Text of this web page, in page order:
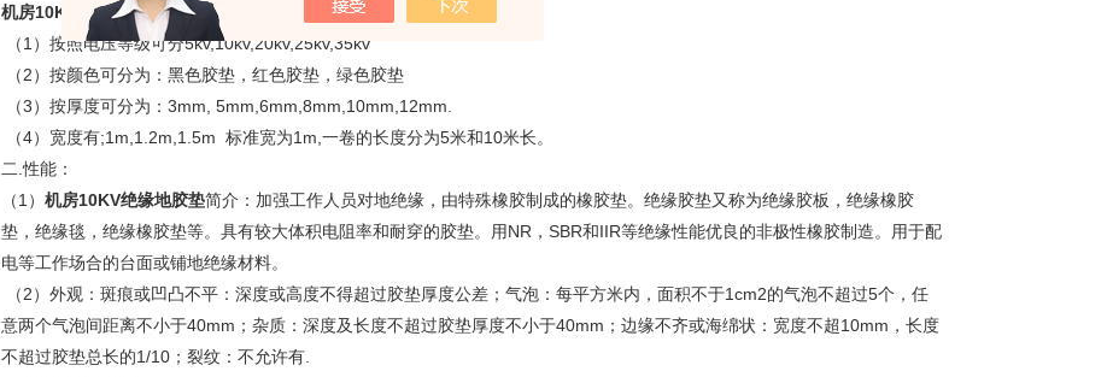
机房10KV绝缘地胶垫的规格：
（1）按照电压等级可分5kv,10kv,20kv,25kv,35kv
（2）按颜色可分为：黑色胶垫，红色胶垫，绿色胶垫
（3）按厚度可分为：3mm, 5mm,6mm,8mm,10mm,12mm.
（4）宽度有;1m,1.2m,1.5m 标准宽为1m,一卷的长度分为5米和10米长。
二.性能：
（1） 机房10KV绝缘地胶垫简介：加强工作人员对地绝缘，由特殊橡胶制成的橡胶垫。绝缘胶垫又称为绝缘胶板，绝缘橡胶
垫，绝缘毯，绝缘橡胶垫等。具有较大体积电阻率和耐穿的胶垫。用NR，SBR和IIR等绝缘性能优良的非极性橡胶制造。用于配
电等工作场合的台面或铺地绝缘材料。
（2）外观：斑痕或凹凸不平：深度或高度不得超过胶垫厚度公差；气泡：每平方米内，面积不于1cm2的气泡不超过5个，任
意两个气泡间距离不小于40mm；杂质：深度及长度不超过胶垫厚度不小于40mm；边缘不齐或海绵状：宽度不超10mm，长度
不超过胶垫总长的1/10；裂纹：不允许有.